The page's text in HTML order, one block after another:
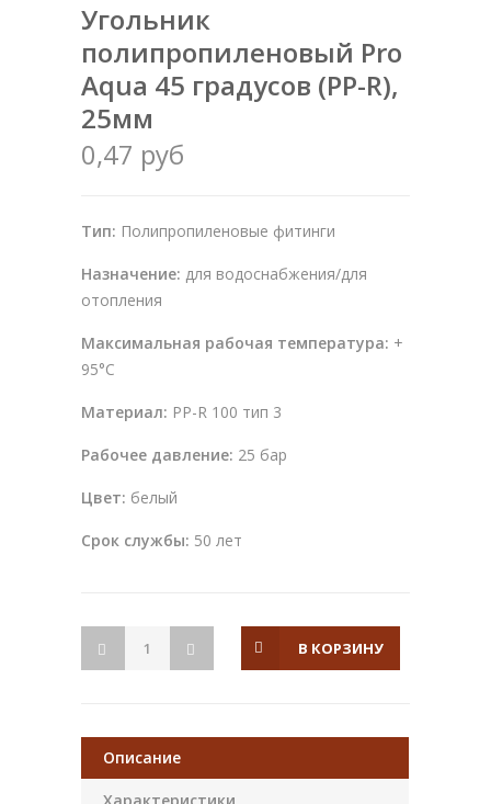
Угольник
полипропиленовый Pro
Aqua 45 градусов (PP-R),
25мм
0,47 руб
Тип: Полипропиленовые фитинги
Назначение: для водоснабжения/для
отопления
Максимальная рабочая температура: +
95°С
Материал: PP-R 100 тип 3
Рабочее давление: 25 бар
Цвет: белый
Срок службы: 50 лет
В КОРЗИНУ
Описание